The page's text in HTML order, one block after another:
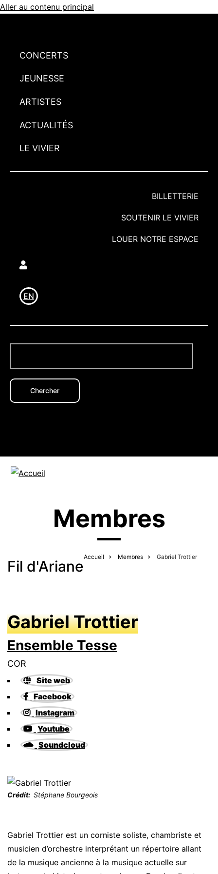
Aller au contenu principal
CONCERTS
JEUNESSE
ARTISTES
ACTUALITÉS
LE VIVIER
BILLETTERIE
SOUTENIR LE VIVIER
LOUER NOTRE ESPACE
Utilisateur
EN
Membres
Fil d'Ariane
Accueil Membres Gabriel Trottier
Crédit Stéphane Bourgeois
Gabriel Trottier
Ensemble Tesse
COR
Site web
Facebook
Instagram
Youtube
Soundcloud
Gabriel Trottier est un corniste soliste, chambriste et
musicien d’orchestre interprétant un répertoire allant
de la musique ancienne à la musique actuelle sur